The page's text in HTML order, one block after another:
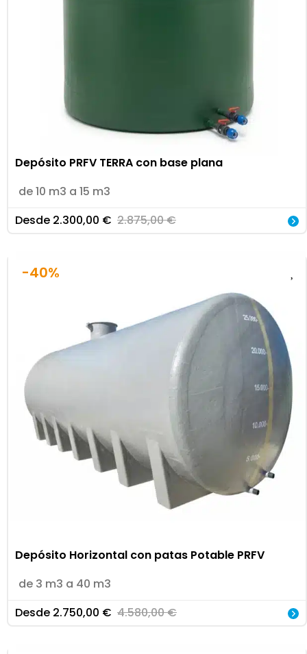
Depósito PRFV TERRA con base plana
de 10 m3 a 15 m3
Desde 2.300,00 € 2.875,00€
-40%
Depósito Horizontal con patas Potable PRFV
de 3 m3 a 40 m3
Desde 2.750,00 € 4.580,00€